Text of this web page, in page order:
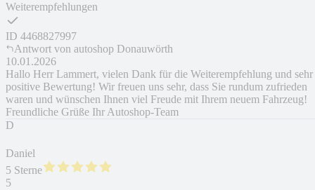
Weiterempfehlungen
ID 4468827997
Antwort von autoshop Donauwörth
10.01.2026
Hallo Herr Lammert, vielen Dank für die Weiterempfehlung und sehr
positive Bewertung! Wir freuen uns sehr, dass Sie rundum zufrieden
waren und wünschen Ihnen viel Freude mit Ihrem neuem Fahrzeug!
Freundliche Grüße Ihr Autoshop-Team
D
Daniel
5 Sterne
5